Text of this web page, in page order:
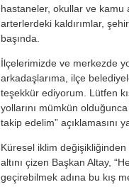
hastaneler, okullar ve kamu
arterlerdeki kaldırımlar,
başında.
İlçelerimizde ve merkezde
arkadaşlarıma, ilçe
teşekkür ediyorum. Lütfen
yollarını mümkün
takip edelim” açıklamasını
Küresel iklim
altını çizen Başkan Altay,
geçirebilmek adına bu kış